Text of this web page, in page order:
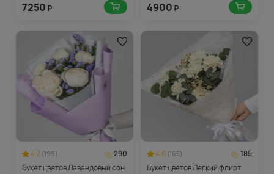
7250 ₽ 4900 ₽
4.7 (199)
290
Букет цветов Лавандовый сон
4.6 (165)
185
Букет цветов Легкий флирт